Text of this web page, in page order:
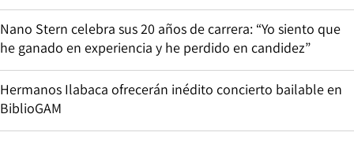
Nano Stern celebra sus 20 años de carrera: “Yo siento que
he ganado en experiencia y he perdido en candidez”
Hermanos Ilabaca ofrecerán inédito concierto bailable en
BiblioGAM